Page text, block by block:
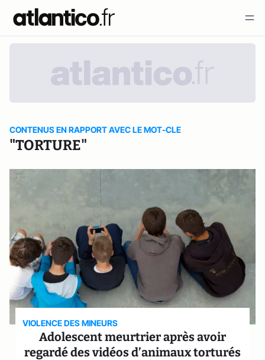
CONTENUS EN RAPPORT AVEC LE MOT-CLE
"TORTURE"
VIOLENCE DES MINEURS
Adolescent meurtrier après avoir
regardé des vidéos d’animaux torturés